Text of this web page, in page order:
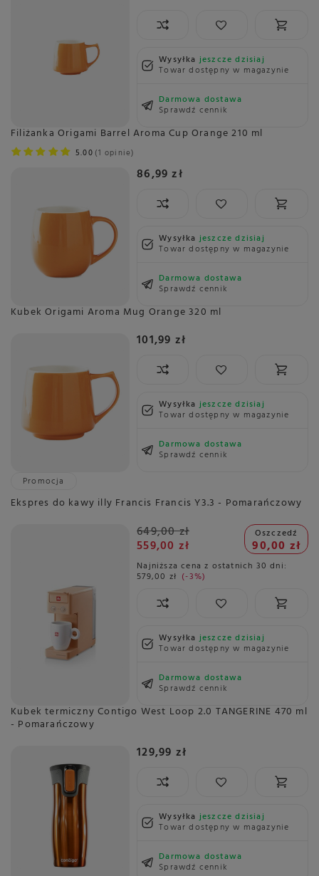
Wysyłkajeszcze dzisiaj
Towar dostępny w magazynie
Darmowa dostawa
Sprawdź cennik
Filiżanka Origami Barrel Aroma Cup Orange 210 ml
5.00 1 opinie
86,99 zł
Wysyłkajeszcze dzisiaj
Towar dostępny w magazynie
Darmowa dostawa
Sprawdź cennik
Kubek Origami Aroma Mug Orange 320 ml
101,99 zł
Wysyłkajeszcze dzisiaj
Towar dostępny w magazynie
Darmowa dostawa
Sprawdź cennik
Promocja
Ekspres do kawy illy Francis Francis Y3.3 - Pomarańczowy
649,00 zł
559,00 zł
Oszczedź
90,00 zł
Najniższa cena z ostatnich 30 dni:
579,00 zł -3%
Wysyłkajeszcze dzisiaj
Towar dostępny w magazynie
Darmowa dostawa
Sprawdź cennik
Kubek termiczny Contigo West Loop 2.0 TANGERINE 470 ml
- Pomarańczowy
129,99 zł
Wysyłkajeszcze dzisiaj
Towar dostępny w magazynie
Darmowa dostawa
Sprawdź cennik